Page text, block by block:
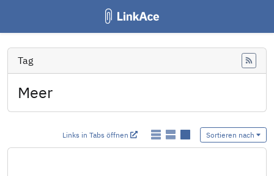
Tag
Meer
Links in Tabs öffnen Sortieren nach